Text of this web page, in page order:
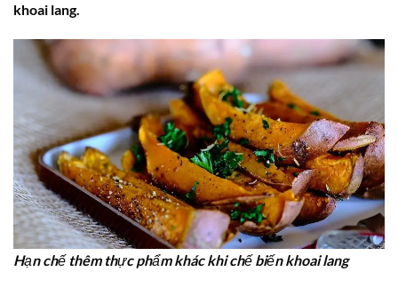
khoai lang.
Hạn chế thêm thực phẩm khác khi chế biến khoai lang